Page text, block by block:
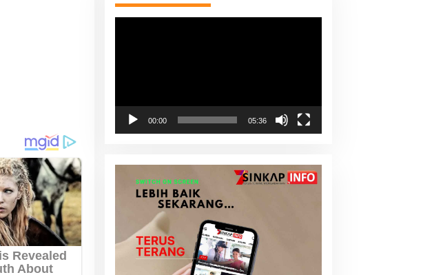
00:00 05:36